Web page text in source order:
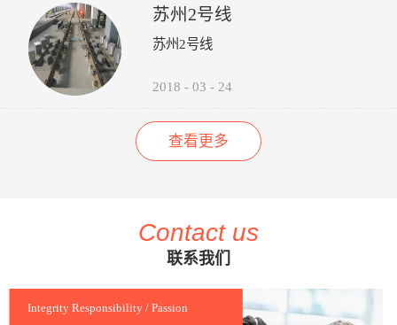
了，管理更规范标准了，我们
上了一个新台阶了。” ——重
修管理人员
苏州2号线
苏州2号线
2018 - 03 - 24
查看更多
Contact us
联系我们
Integrity Responsibility / Passion